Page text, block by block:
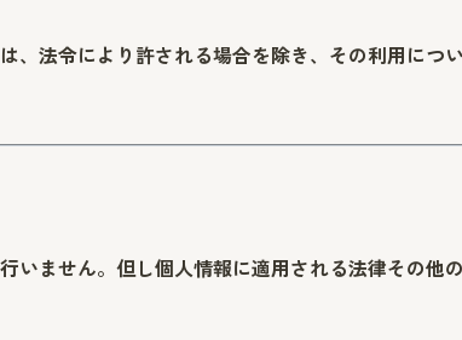
法令により許される場合を除き、その利用につ
ません。但し個人情報に適用される法律その他